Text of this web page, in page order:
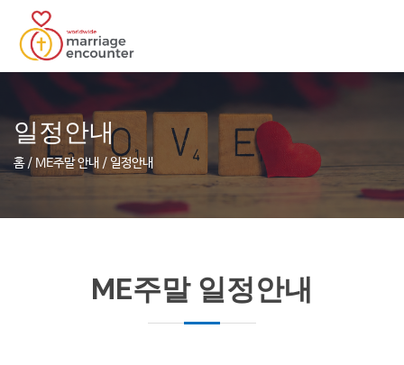
일정안내
홈 / ME주말 안내 / 일정안내
ME주말 일정안내